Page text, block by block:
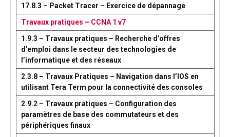
17.8.3 – Packet Tracer – Exercice de dépannage
Travaux pratiques – CCNA 1 v7
1.9.3 – Travaux pratiques – Recherche d’offres
d’emploi dans le secteur des technologies de
l’informatique et des réseaux
2.3.8 – Travaux Pratiques – Navigation dans l’IOS en
utilisant Tera Term pour la connectivité des consoles
2.9.2 – Travaux pratiques – Configuration des
paramètres de base des commutateurs et des
périphériques finaux